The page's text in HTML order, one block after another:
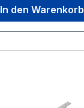
In den Warenkorb